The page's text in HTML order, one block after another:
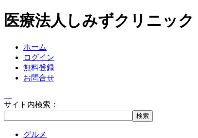
医療法人しみずクリニッ
ホーム
ログイン
無料登録
お問合せ
サイト内検索：
グルメ